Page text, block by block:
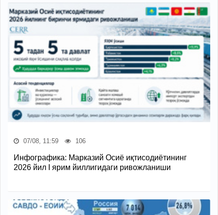
07/08, 11:59 106
Инфографика: Марказий Осиё иқтисодиётининг
2026 йил I ярим йиллигидаги ривожланиши